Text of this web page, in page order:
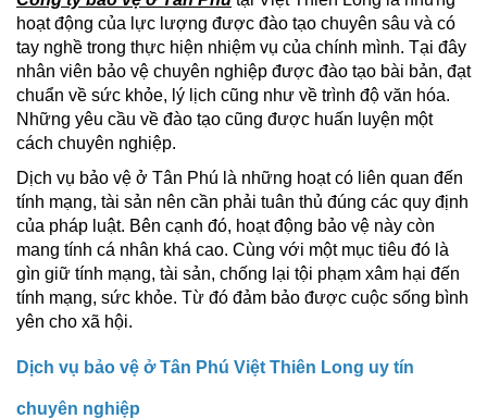
hoạt động của lực lượng được đào tạo chuyên sâu và có
tay nghề trong thực hiện nhiệm vụ của chính mình. Tại đây
nhân viên bảo vệ chuyên nghiệp được đào tạo bài bản, đạt
chuẩn về sức khỏe, lý lịch cũng như về trình độ văn hóa.
Những yêu cầu về đào tạo cũng được huấn luyện một
cách chuyên nghiệp.
Dịch vụ bảo vệ ở Tân Phú là những hoạt có liên quan đến
tính mạng, tài sản nên cần phải tuân thủ đúng các quy định
của pháp luật. Bên cạnh đó, hoạt động bảo vệ này còn
mang tính cá nhân khá cao. Cùng với một mục tiêu đó là
gìn giữ tính mạng, tài sản, chống lại tội phạm xâm hại đến
tính mạng, sức khỏe. Từ đó đảm bảo được cuộc sống bình
yên cho xã hội.
Dịch vụ bảo vệ ở Tân Phú Việt Thiên Long uy tín
chuyên nghiệp